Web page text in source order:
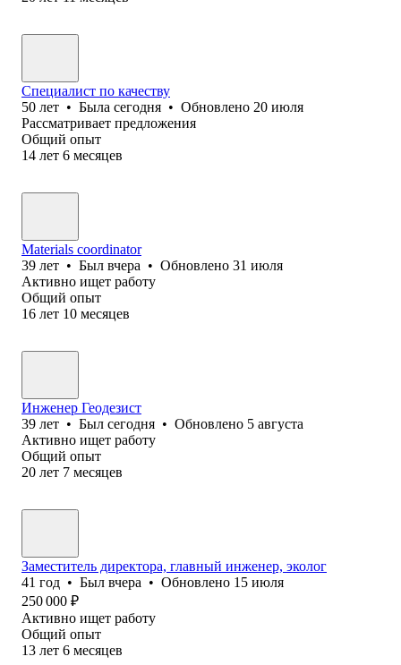
Специалист по качеству
50 лет • Была сегодня • Обновлено 20 июля
Рассматривает предложения
Общий опыт
14 лет 6 месяцев
Materials coordinator
39 лет • Был вчера • Обновлено 31 июля
Активно ищет работу
Общий опыт
16 лет 10 месяцев
Инженер Геодезист
39 лет • Был сегодня • Обновлено 5 августа
Активно ищет работу
Общий опыт
20 лет 7 месяцев
Заместитель директора, главный инженер, эколог
41 год • Был вчера • Обновлено 15 июля
250 000 ₽
Активно ищет работу
Общий опыт
13 лет 6 месяцев